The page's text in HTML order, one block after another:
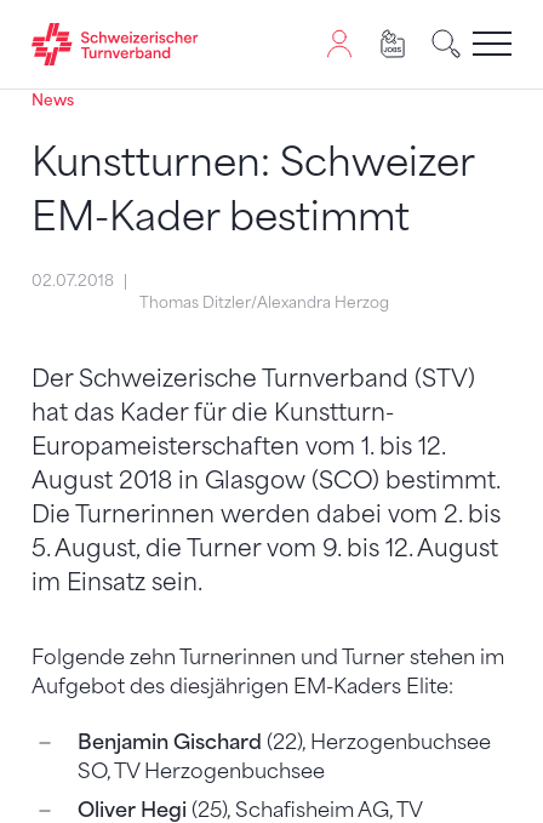
Zum Inhalt springen
Zur Sitemap navigieren
Zum Navigieren dieser Seite wird JavaScript benötigt.
News
Kunstturnen: Schweizer
EM-Kader bestimmt
02.07.2018
Thomas Ditzler/Alexandra Herzog
Der Schweizerische Turnverband (STV)
hat das Kader für die Kunstturn-
Europameisterschaften vom 1. bis 12.
August 2018 in Glasgow (SCO) bestimmt.
Die Turnerinnen werden dabei vom 2. bis
5. August, die Turner vom 9. bis 12. August
im Einsatz sein.
Folgende zehn Turnerinnen und Turner stehen im
Aufgebot des diesjährigen EM-Kaders Elite:
Benjamin Gischard (22), Herzogenbuchsee
SO, TV Herzogenbuchsee
Oliver Hegi(25), Schafisheim AG, TV